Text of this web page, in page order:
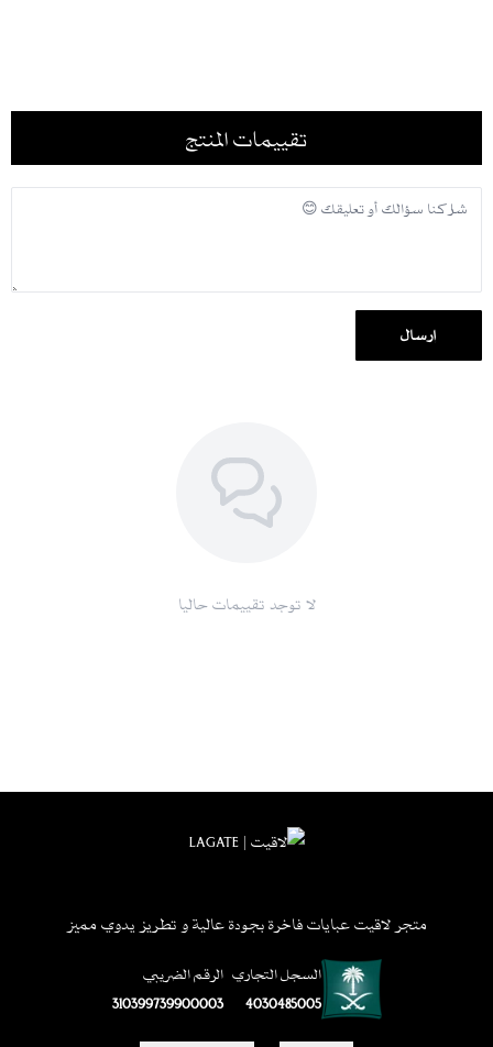
تخزين العباية في مكان جاف بعيداً عن الرطوبة وأشعة الشمس المباشرة
نسّقيها مع إكسسوارات فضية أو بيج ناعمة وحذاء رسمي لإطلالة عملية
راقية
مناسبة لـ:
الإطلالات اليومية الراقية
وصف صورة العرض:
اللون: كحلي
المقاسات ستاندر وفقاً للجدول الموضح
لمعرفة المقاس المناسب لكِ، اطّلعي علىجدول المقاسات
تقييمات المنتج
إرسال
لا توجد تقييمات حاليا
متجر لاقيت عبايات فاخرة بجودة عالية و تطريز يدوي مميز
السجل التجاري
4030485005
الرقم الضريبي
310399739900003